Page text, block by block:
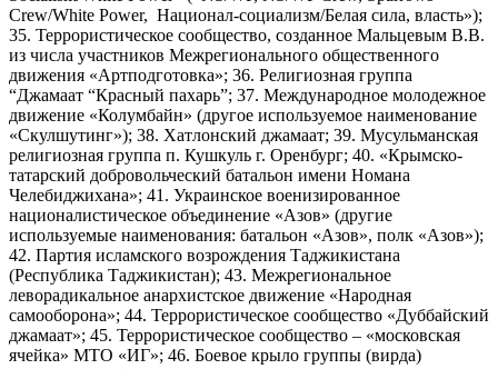
Crew/White Power, Национал-социализм/Белая сила, власть»);
35. Террористическое сообщество, созданное Мальцевым В.В.
из числа участников Межрегионального общественного
движения «Артподготовка»; 36. Религиозная группа
“Джамаат “Красный пахарь”; 37. Международное молодежное
движение «Колумбайн» (другое используемое наименование
«Скулшутинг»); 38. Хатлонский джамаат; 39. Мусульманская
религиозная группа п. Кушкуль г. Оренбург; 40. «Крымско-
татарский добровольческий батальон имени Номана
Челебиджихана»; 41. Украинское военизированное
националистическое объединение «Азов» (другие
используемые наименования: батальон «Азов», полк «Азов»);
42. Партия исламского возрождения Таджикистана
(Республика Таджикистан); 43. Межрегиональное
леворадикальное анархистское движение «Народная
самооборона»; 44. Террористическое сообщество «Дуббайский
джамаат»; 45. Террористическое сообщество – «московская
ячейка» МТО «ИГ»; 46. Боевое крыло группы (вирда)